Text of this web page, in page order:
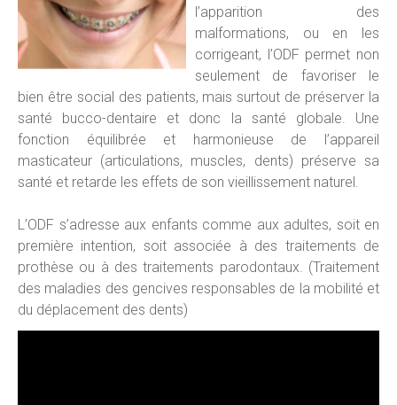
l’apparition des
malformations, ou en les
corrigeant, l’ODF permet non
seulement de favoriser le
bien être social des patients, mais surtout de préserver la
santé bucco-dentaire et donc la santé globale. Une
fonction équilibrée et harmonieuse de l’appareil
masticateur (articulations, muscles, dents) préserve sa
santé et retarde les effets de son vieillissement naturel.
L’ODF s’adresse aux enfants comme aux adultes, soit en
première intention, soit associée à des traitements de
prothèse ou à des traitements parodontaux. (Traitement
des maladies des gencives responsables de la mobilité et
du déplacement des dents)